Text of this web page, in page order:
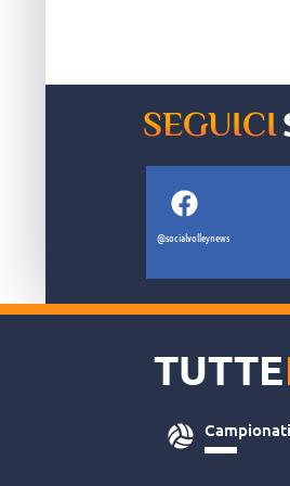
SEGUICI
@socialvolleynews
TUTTE
Campionati